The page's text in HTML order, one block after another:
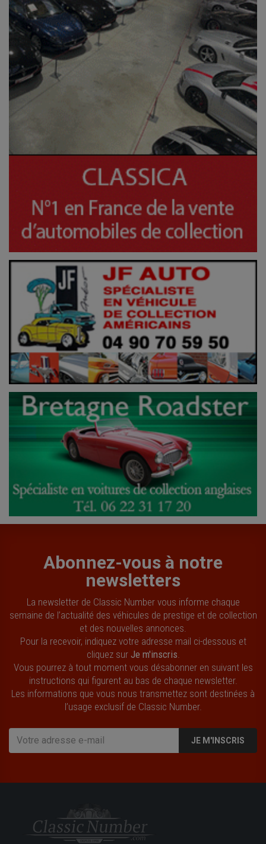
Abonnez-vous à notre
newsletters
La newsletter de Classic Number vous informe chaque
semaine de l’actualité des véhicules de prestige et de collection
et des nouvelles annonces.
Pour la recevoir, indiquez votre adresse mail ci-dessous et
cliquez sur Je m'inscris
Vous pourrez à tout moment vous désabonner en suivant les
instructions qui figurent au bas de chaque newsletter.
Les informations que vous nous transmettez sont destinées à
l’usage exclusif de Classic Number.
JE M'INSCRIS